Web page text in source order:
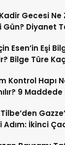
Gecesi Ne
Gün? Diyanet
Esen’in Eşi
Bilge Türe
Kontrol Hapı
9
Tilbe’den
Adım: İkinci